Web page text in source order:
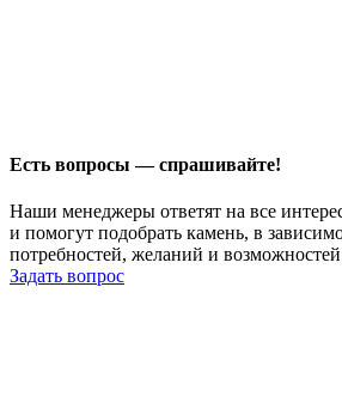
Есть вопросы — спрашивайте!
Наши менеджеры ответят на все
и помогут подобрать камень, в
потребностей, желаний и
Задать вопрос